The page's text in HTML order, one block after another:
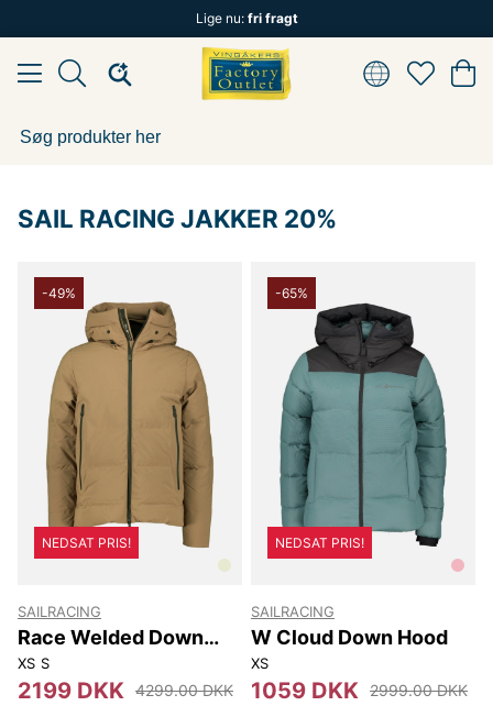
Lige nu: fri fragt
SAIL RACING JAKKER 20%
-49%
NEDSAT PRIS!
SAILRACING
Race Welded Down
Hood
XS S
2199 DKK 4299.00 DKK
-65%
NEDSAT PRIS!
SAILRACING
W Cloud Down Hood
XS
1059 DKK 2999.00 DKK